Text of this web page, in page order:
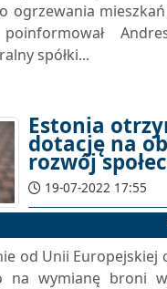
ogrzewania
spółki...
Estonia
dotację na
rozwój
19-07-2022 17:55
od Unii Europejskiej
na wymianę broni